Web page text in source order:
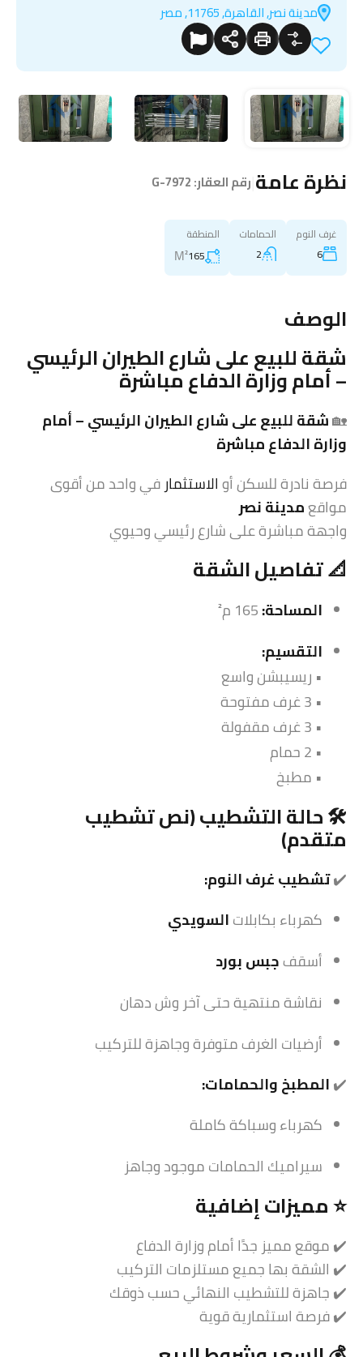
مدينة نصر, القاهرة, 11765, مصر
نظرة عامة رقم العقار:G-7972
غرف النوم
6
الحمامات
2
المنطقة
165
M²
الوصف
شقةللبيع على شارع الطيران الرئيسي
– أمام وزارة الدفاع مباشرة
🏡شقةللبيع على شارع الطيران الرئيسي – أمام
وزارة الدفاع مباشرة
فرصة نادرة للسكن أوالاستثمار في واحد من أقوى
مواقعمدينة نصر
واجهة مباشرة على شارع رئيسي وحيوي
📐 تفاصيل الشقة
المساحة:
التقسيم:
• ريسيبشن واسع
• 3 غرف مفتوحة
• 3 غرف مقفولة
• 2 حمام
• مطبخ
🛠️ حالة التشطيب (نص تشطيب
متقدم)
✔️تشطيب غرف النوم:
كهرباء بكابلاتالسويدي
أسقفجبس بورد
نقاشة منتهية حتى آخر وش دهان
أرضيات الغرف متوفرة وجاهزة للتركيب
✔️المطبخ والحمامات:
كهرباء وسباكة كاملة
سيراميك الحمامات موجود وجاهز
⭐ مميزات إضافية
✔️ موقع مميز جدًا أمام وزارة الدفاع
✔️ الشقة بها جميع مستلزمات التركيب
✔️ جاهزة للتشطيب النهائي حسب ذوقك
✔️ فرصة استثمارية قوية